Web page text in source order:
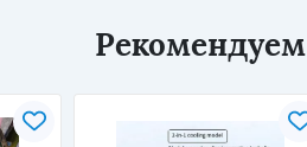
Рекомендуем